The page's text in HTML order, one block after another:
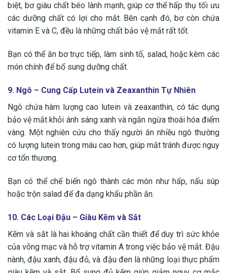
biệt, bơ giàu chất béo lành mạnh, giúp cơ thể hấp thụ tối ưu
các dưỡng chất có lợi cho mắt. Bên cạnh đó, bơ còn chứa
vitamin E và C, đều là những chất bảo vệ mắt rất tốt.
Bạn có thể ăn bơ trực tiếp, làm sinh tố, salad, hoặc kèm các
món chính để bổ sung dưỡng chất.
9. Ngô – Cung Cấp Lutein và Zeaxanthin Tự Nhiên
Ngô chứa hàm lượng cao lutein và zeaxanthin, có tác dụng
bảo vệ mắt khỏi ánh sáng xanh và ngăn ngừa thoái hóa điểm
vàng. Một nghiên cứu cho thấy người ăn nhiều ngô thường
có lượng lutein trong máu cao hơn, giúp mắt tránh được nguy
cơ tổn thương.
Bạn có thể chế biến ngô thành các món như hấp, nấu súp
hoặc trộn salad để đa dạng khẩu phần ăn.
10. Các Loại Đậu – Giàu Kẽm và Sắt
Kẽm và sắt là hai khoáng chất cần thiết để duy trì sức khỏe
của võng mạc và hỗ trợ vitamin A trong việc bảo vệ mắt. Đậu
nành, đậu xanh, đậu đỏ, và đậu đen là những loại thực phẩm